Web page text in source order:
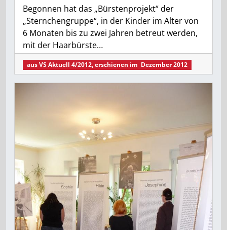
Begonnen hat das „Bürstenprojekt“ der
„Sternchengruppe“, in der Kinder im Alter von
6 Monaten bis zu zwei Jahren betreut werden,
mit der Haarbürste…
ausVS Aktuell 4/2012, erschienen im Dezember 2012